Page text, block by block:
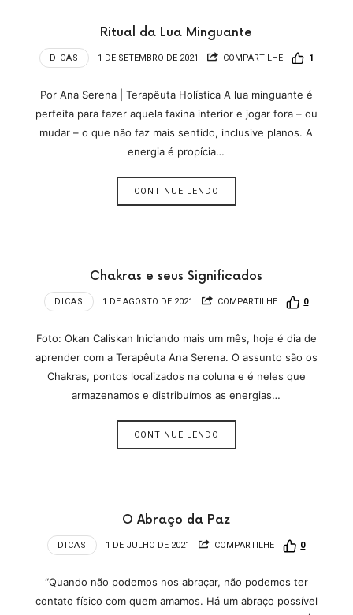
Ritual da Lua Minguante
DICAS 1 DE SETEMBRO DE 2021 COMPARTILHE 1
Por Ana Serena | Terapêuta Holística A lua minguante é
perfeita para fazer aquela faxina interior e jogar fora – ou
mudar – o que não faz mais sentido, inclusive planos. A
energia é propícia…
CONTINUE LENDO
Chakras e seus Significados
DICAS 1 DE AGOSTO DE 2021 COMPARTILHE 0
Foto: Okan Caliskan Iniciando mais um mês, hoje é dia de
aprender com a Terapêuta Ana Serena. O assunto são os
Chakras, pontos localizados na coluna e é neles que
armazenamos e distribuímos as energias…
CONTINUE LENDO
O Abraço da Paz
DICAS 1 DE JULHO DE 2021 COMPARTILHE 0
“Quando não podemos nos abraçar, não podemos ter
contato físico com quem amamos. Há um abraço possível